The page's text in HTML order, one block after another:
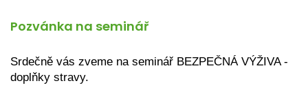
Pozvánka na seminář
Srdečně vás zveme na seminář BEZPEČNÁ VÝŽIVA -
doplňky stravy.